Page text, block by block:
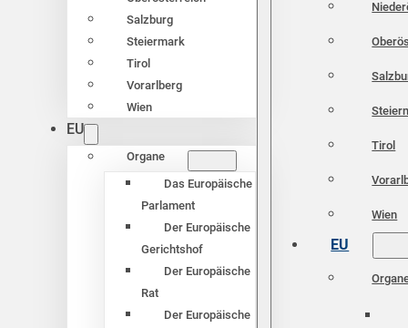
Salzburg
Steiermark
Tirol
Vorarlberg
Wien
EU
Organe
Das Europäische
Parlament
Der Europäische
Gerichtshof
Der Europäische
Rat
Der Europäische
Tirol
Wien
EU